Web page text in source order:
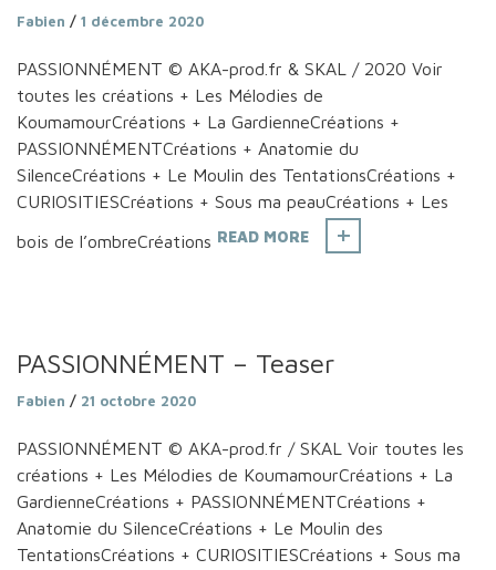
Fabien / 1 décembre 2020
PASSIONNÉMENT © AKA-prod.fr & SKAL / 2020 Voir
toutes les créations + Les Mélodies de
KoumamourCréations + La GardienneCréations +
PASSIONNÉMENTCréations + Anatomie du
SilenceCréations + Le Moulin des TentationsCréations +
CURIOSITIESCréations + Sous ma peauCréations + Les
bois de l’ombreCréations READ MORE
PASSIONNÉMENT – Teaser
Fabien / 21 octobre 2020
PASSIONNÉMENT © AKA-prod.fr / SKAL Voir toutes les
créations + Les Mélodies de KoumamourCréations + La
GardienneCréations + PASSIONNÉMENTCréations +
Anatomie du SilenceCréations + Le Moulin des
TentationsCréations + CURIOSITIESCréations + Sous ma